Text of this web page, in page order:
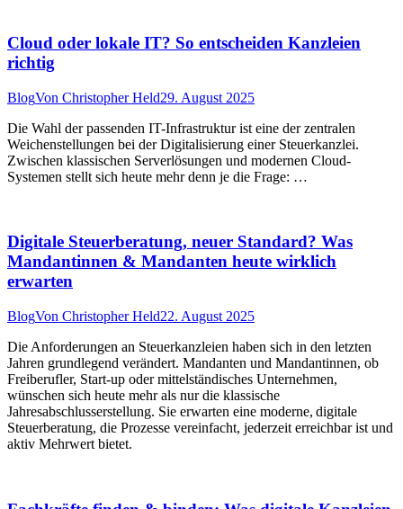
Cloud oder lokale IT? So entscheiden Kanzleien
richtig
BlogVon Christopher Held29. August 2025
Die Wahl der passenden IT-Infrastruktur ist eine der zentralen
Weichenstellungen bei der Digitalisierung einer Steuerkanzlei.
Zwischen klassischen Serverlösungen und modernen Cloud-
Systemen stellt sich heute mehr denn je die Frage: …
Digitale Steuerberatung, neuer Standard? Was
Mandantinnen & Mandanten heute wirklich
erwarten
BlogVon Christopher Held22. August 2025
Die Anforderungen an Steuerkanzleien haben sich in den letzten
Jahren grundlegend verändert. Mandanten und Mandantinnen, ob
Freiberufler, Start-up oder mittelständisches Unternehmen,
wünschen sich heute mehr als nur die klassische
Jahresabschlusserstellung. Sie erwarten eine moderne, digitale
Steuerberatung, die Prozesse vereinfacht, jederzeit erreichbar ist und
aktiv Mehrwert bietet.